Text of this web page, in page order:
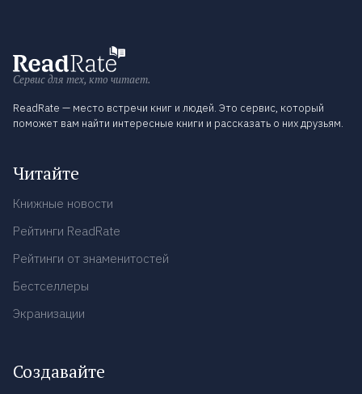
Сервис для тех, кто читает.
ReadRate — место встречи книг и людей. Это сервис, который
поможет вам найти интересные книги и рассказать о них друзьям.
Читайте
Книжные новости
Рейтинги ReadRate
Рейтинги от знаменитостей
Бестселлеры
Экранизации
Создавайте